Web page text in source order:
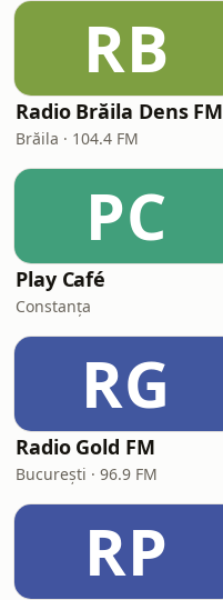
RB
Radio Brăila Dens FM
Brăila · 104.4 FM
PC
Play Café
Constanța
RG
Radio Gold FM
București · 96.9 FM
RP